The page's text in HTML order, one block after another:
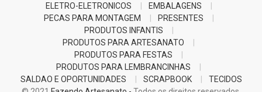
ELETRO-ELETRONICOS
EMBALAGENS
PECAS PARA MONTAGEM
PRESENTES
PRODUTOS INFANTIS
PRODUTOS PARA ARTESANATO
PRODUTOS PARA FESTAS
PRODUTOS PARA LEMBRANCINHAS
SALDAO E OPORTUNIDADES
SCRAPBOOK
TECIDOS